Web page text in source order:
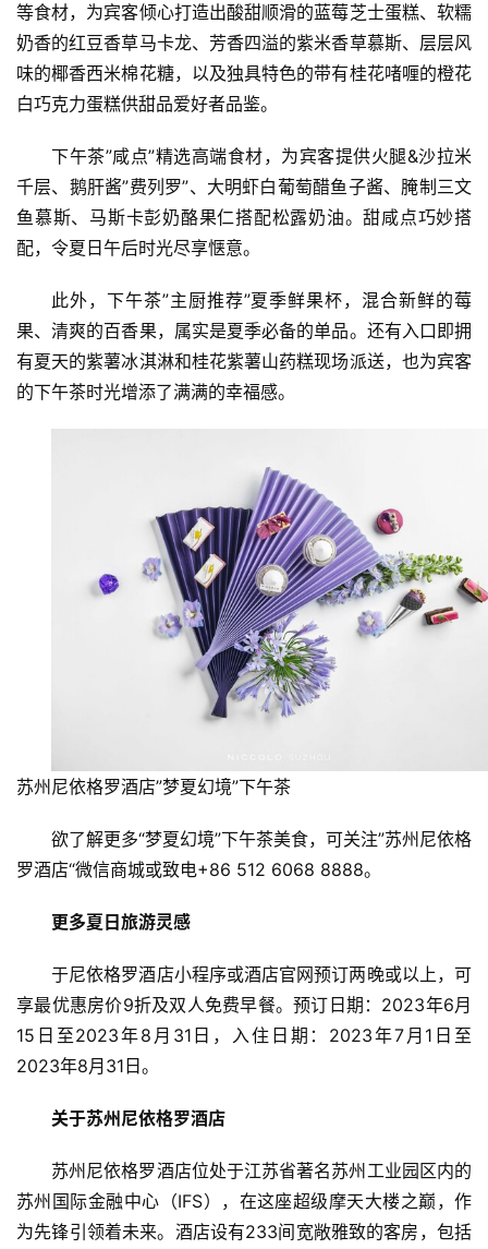
资
讯
消
费
科
技
新
等食材，为宾客倾心打造出酸甜顺滑的蓝莓芝士蛋糕、软糯
奶香的红豆香草马卡龙、芳香四溢的紫米香草慕斯、层层风
味的椰香西米棉花糖，以及独具特色的带有桂花啫喱的橙花
白巧克力蛋糕供甜品爱好者品鉴。
下午茶”咸点”精选高端食材，为宾客提供火腿&沙拉米
千层、鹅肝酱”费列罗”、大明虾白葡萄醋鱼子酱、腌制三文
鱼慕斯、马斯卡彭奶酪果仁搭配松露奶油。甜咸点巧妙搭
配，令夏日午后时光尽享惬意。
此外，下午茶”主厨推荐”夏季鲜果杯，混合新鲜的莓
果、清爽的百香果，属实是夏季必备的单品。还有入口即拥
有夏天的紫薯冰淇淋和桂花紫薯山药糕现场派送，也为宾客
的下午茶时光增添了满满的幸福感。
苏州尼依格罗酒店”梦夏幻境”下午茶
欲了解更多“梦夏幻境”下午茶美食，可关注”苏州尼依格
罗酒店“微信商城或致电+86 512 6068 8888。
更多夏日旅游灵感
于尼依格罗酒店小程序或酒店官网预订两晚或以上，可
享最优惠房价9折及双人免费早餐。预订日期：2023年6月
15日至2023年8月31日，入住日期：2023年7月1日至
2023年8月31日。
关于苏州尼依格罗酒店
苏州尼依格罗酒店位处于江苏省著名苏州工业园区内的
苏州国际金融中心（IFS），在这座超级摩天大楼之巅，作
为先锋引领着未来。酒店设有233间宽敞雅致的客房，包括